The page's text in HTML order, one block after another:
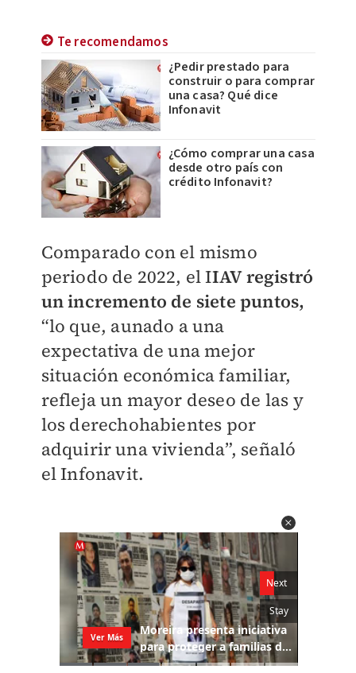
Te recomendamos
¿Pedir prestado para
construir o para comprar
una casa? Qué dice
Infonavit
¿Cómo comprar una casa
desde otro país con
crédito Infonavit?
Comparado con el mismo
periodo de 2022, el IIAV registró
un incremento de siete puntos,
“lo que, aunado a una
expectativa de una mejor
situación económica familiar,
refleja un mayor deseo de las y
los derechohabientes por
adquirir una vivienda”, señaló
el Infonavit.